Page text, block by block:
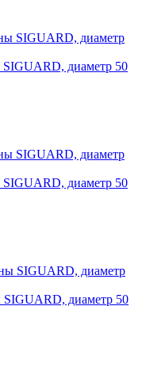
диаметр 50
диаметр 50
диаметр 50